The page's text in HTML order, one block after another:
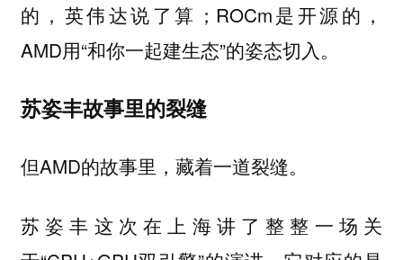
的，英伟达说了算；ROCm是开源的，
AMD用“和你一起建生态”的姿态切入。
苏姿丰故事里的裂缝
但AMD的故事里，藏着一道裂缝。
苏姿丰这次在上海讲了整整一场关